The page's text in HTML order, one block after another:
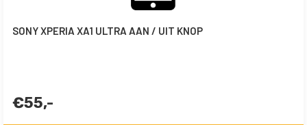
SONY XPERIA XA1 ULTRA AAN / UIT KNOP
€55,-